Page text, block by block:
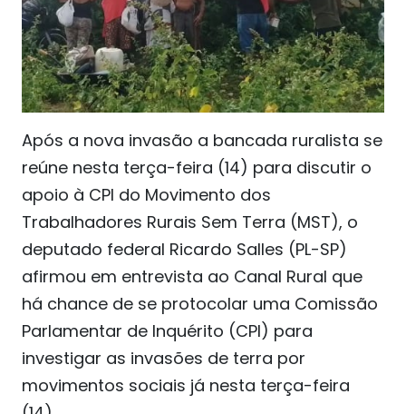
Após a nova invasão a bancada ruralista se
reúne nesta terça-feira (14) para discutir o
apoio à CPI do Movimento dos
Trabalhadores Rurais Sem Terra (MST), o
deputado federal Ricardo Salles (PL-SP)
afirmou em entrevista ao Canal Rural que
há chance de se protocolar uma Comissão
Parlamentar de Inquérito (CPI) para
investigar as invasões de terra por
movimentos sociais já nesta terça-feira